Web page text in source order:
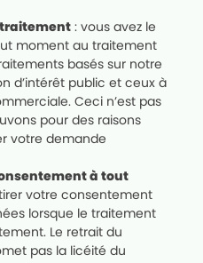
traitement: vous avez le
moment au traitement
basés sur notre
d’intérêt public et ceux à
Ceci n’est pas
pour des raisons
votre demande
à tout
votre consentement
lorsque le traitement
Le retrait du
pas la licéité du